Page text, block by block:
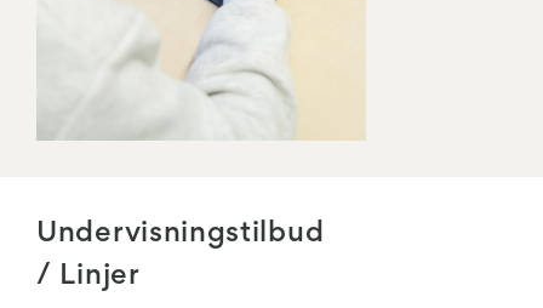
Undervisningstilbud
/ Linjer